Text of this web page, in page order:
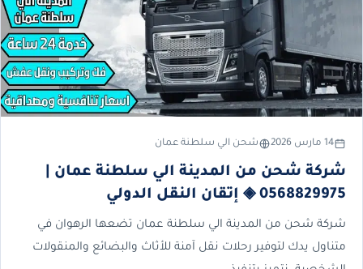
14 مارس 2026 شحن الي سلطنة عمان
شركة شحن من المدينة الي سلطنة عمان |
0568829975 ◈ إتقان النقل الدولي
شركة شحن من المدينة الي سلطنة عمان تضعها الرهوان في
متناول يدك لتوفير رحلات نقل آمنة للأثاث والبضائع والمنقولات